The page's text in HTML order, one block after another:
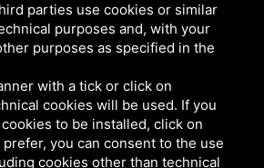
4/A 40023 Castel Guelfo di Bologna
|Privacy|Notas legales|
parties use cookies or similar
purposes and, with your
purposes as specified in the
with a tick or click on
cookies will be used. If you
to be installed, click on
you can consent to the use
cookies other than technical